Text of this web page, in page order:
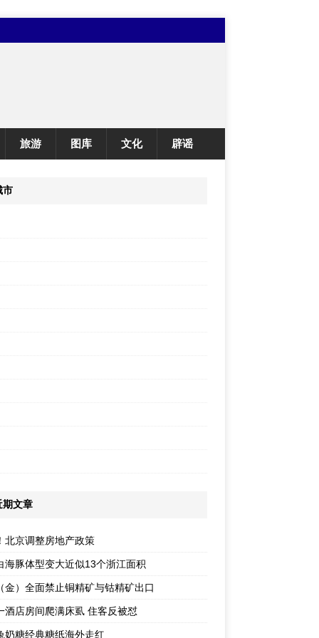
旅游 图库 文化 辟谣
市
期文章
北京调整房地产政策
海豚体型变大近似13个浙江面积
金）全面禁止铜精矿与钴精矿出口
酒店房间爬满床虱 住客反被怼
奶糖经典糖纸海外走红